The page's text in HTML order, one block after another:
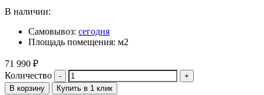
В наличии:
Самовывоз: сегодня
Площадь помещения: м2
71 990 ₽
Количество
В корзину Купить в 1 клик